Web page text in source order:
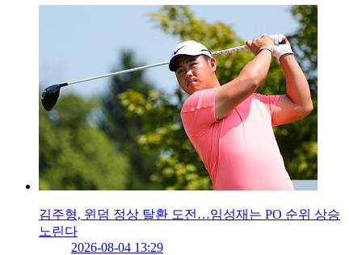
김주형, 윈덤 정상 탈환 도전…임성재는 PO 순위 상승
노린다
2026-08-04 13:29